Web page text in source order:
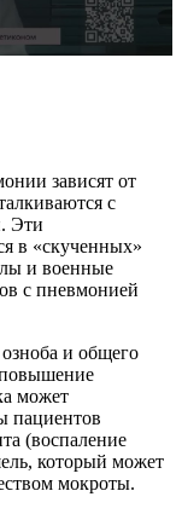
зависят от
с
Эти
в «скученных»
и военные
с пневмонией
и общего
может
пациентов
(воспаление
который может
мокроты.